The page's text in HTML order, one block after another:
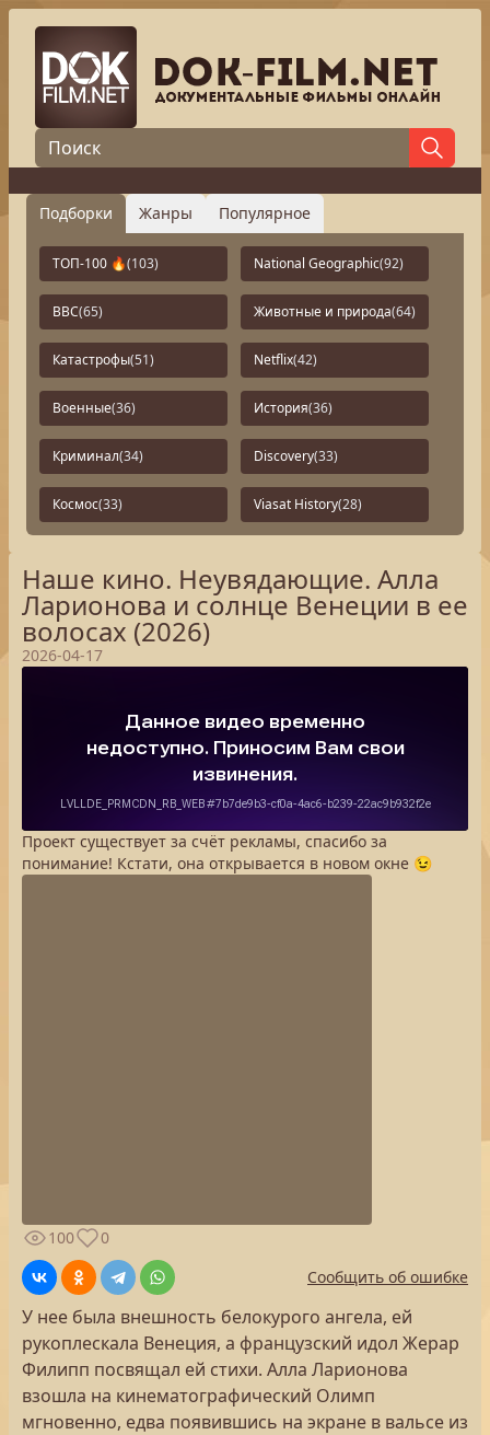
Подборки Жанры Популярное
ТОП-100 🔥(103) National Geographic(92)
BBC(65) Животные и природа(64)
Катастрофы(51) Netflix(42)
Военные(36) История(36)
Криминал(34) Discovery(33)
Космос(33) Viasat History(28)
Наше кино. Неувядающие. Алла
Ларионова и солнце Венеции в ее
волосах (2026)
2026-04-17
Проект существует за счёт рекламы, спасибо за
понимание! Кстати, она открывается в новом окне 😉
100
0
Сообщить об ошибке
У нее была внешность белокурого ангела, ей
рукоплескала Венеция, а французский идол Жерар
Филипп посвящал ей стихи. Алла Ларионова
взошла на кинематографический Олимп
мгновенно, едва появившись на экране в вальсе из